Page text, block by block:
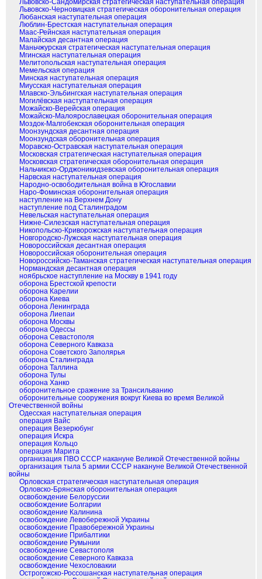
Львовско-Сандомирская стратегическая наступательная операция
Львовско-Черновицкая стратегическая оборонительная операция
Любанская наступательная операция
Люблин-Брестская наступательная операция
Маас-Рейнская наступательная операция
Малайская десантная операция
Маньчжурская стратегическая наступательная операция
Мгинская наступательная операция
Мелитопольская наступательная операция
Мемельская операция
Минская наступательная операция
Миусская наступательная операция
Млавско-Эльбингская наступательная операция
Могилёвская наступательная операция
Можайско-Верейская операция
Можайско-Малоярославецкая оборонительная операция
Моздок-Малгобекская оборонительная операция
Моонзундская десантная операция
Моонзундская оборонительная операция
Моравско-Остравская наступательная операция
Московская стратегическая наступательная операция
Московская стратегическая оборонительная операция
Нальчикско-Орджоникидзевская оборонительная операция
Нарвская наступательная операция
Народно-освободительная война в Югославии
Наро-Фоминская оборонительная операция
наступление на Верхнем Дону
наступление под Сталинградом
Невельская наступательная операция
Нижне-Силезская наступательная операция
Никопольско-Криворожская наступательная операция
Новгородско-Лужская наступательная операция
Новороссийская десантная операция
Новороссийская оборонительная операция
Новороссийско-Таманская стратегическая наступательная операция
Нормандская десантная операция
ноябрьское наступление на Москву в 1941 году
оборона Брестской крепости
оборона Карелии
оборона Киева
оборона Ленинграда
оборона Лиепаи
оборона Москвы
оборона Одессы
оборона Севастополя
оборона Северного Кавказа
оборона Советского Заполярья
оборона Сталинграда
оборона Таллина
оборона Тулы
оборона Ханко
оборонительное сражение за Трансильванию
оборонительные сооружения вокруг Киева во время Великой
Отечественной войны
Одесская наступательная операция
операция Вайс
операция Везерюбунг
операция Искра
операция Кольцо
операция Марита
организация ПВО СССР накануне Великой Отечественной войны
организация тыла 5 армии СССР накануне Великой Отечественной
войны
Орловская стратегическая наступательная операция
Орловско-Брянская оборонительная операция
освобождение Белоруссии
освобождение Болгарии
освобождение Калинина
освобождение Левобережной Украины
освобождение Правобережной Украины
освобождение Прибалтики
освобождение Румынии
освобождение Севастополя
освобождение Северного Кавказа
освобождение Чехословакии
Острогожско-Россошанская наступательная операция